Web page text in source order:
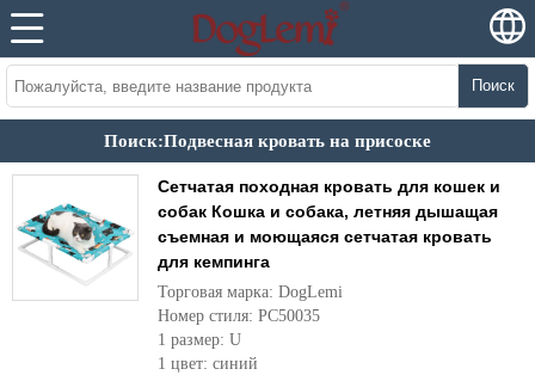
Поиск
Поиск:Подвесная кровать на присоске
Сетчатая походная кровать для кошек и
собак Кошка и собака, летняя дышащая
съемная и моющаяся сетчатая кровать
для кемпинга
Торговая марка: DogLemi
Номер стиля: PC50035
1 размер: U
1 цвет: синий